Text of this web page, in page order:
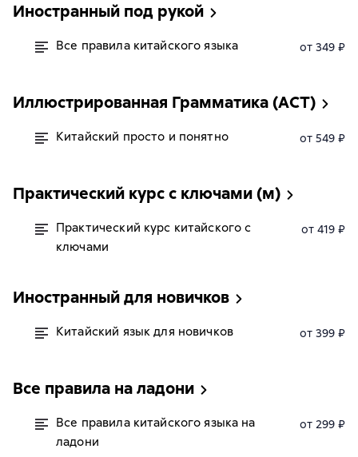
Иностранный под рукой
Все правила китайского языка от 349 ₽
Иллюстрированная Грамматика (АСТ)
Китайский просто и понятно от 549 ₽
Практический курс с ключами (м)
Практический курс китайского с
ключами
от 419 ₽
Иностранный для новичков
Китайский язык для новичков от 399 ₽
Все правила на ладони
Все правила китайского языка на
ладони
от 299 ₽